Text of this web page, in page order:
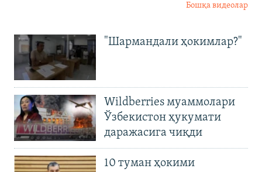
Бошқа видеолар
"Шармандали ҳокимлар?"
Wildberries муаммолари
Ўзбекистон ҳукумати
даражасига чиқди
10 туман ҳокими